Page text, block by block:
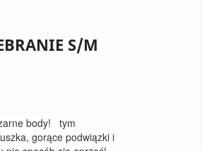
S/M
body! tym
gorące podwiązki i